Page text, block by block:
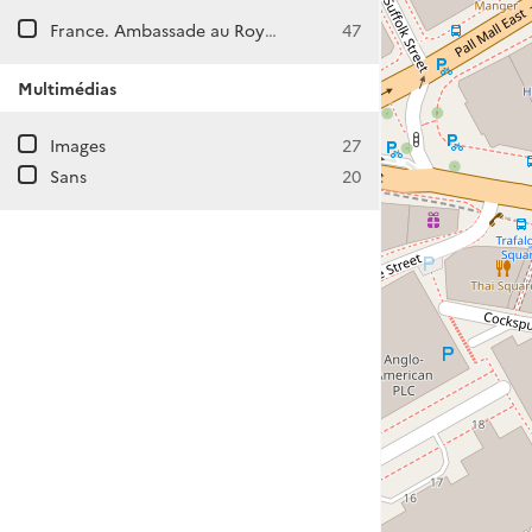
France. Ambassade au Royaume-Uni (Londres) 47
Multimédias
Images
27
Sans
20